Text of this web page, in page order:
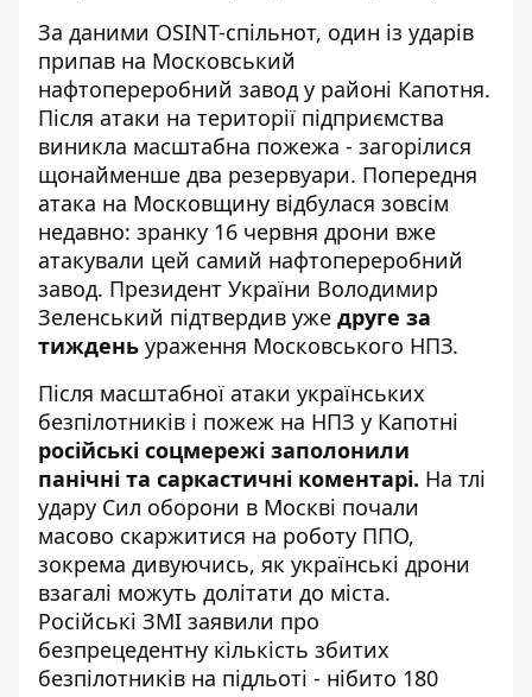
За даними OSINT-спільнот, один із ударів
припав на Московський
нафтопереробний завод у районі Капотня.
Після атаки на території підприємства
виникла масштабна пожежа - загорілися
щонайменше два резервуари. Попередня
атака на Московщину відбулася зовсім
недавно: зранку 16 червня дрони вже
атакували цей самий нафтопереробний
завод. Президент України Володимир
Зеленський підтвердив уже друге за
тиждень ураження Московського НПЗ.
Після масштабної атаки українських
безпілотників і пожеж на НПЗ у Капотні
російські соцмережі заполонили
панічні та саркастичні коментарі. На тлі
удару Сил оборони в Москві почали
масово скаржитися на роботу ППО,
зокрема дивуючись, як українські дрони
взагалі можуть долітати до міста.
Російські ЗМІ заявили про
безпрецедентну кількість збитих
безпілотників на підльоті - нібито 180